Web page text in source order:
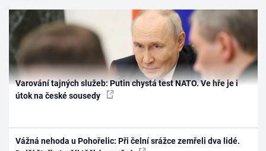
Varování tajných služeb: Putin chystá test NATO. Ve hře je i
útok na české sousedy
Vážná nehoda u Pohořelic: Při čelní srážce zemřeli dva lidé.